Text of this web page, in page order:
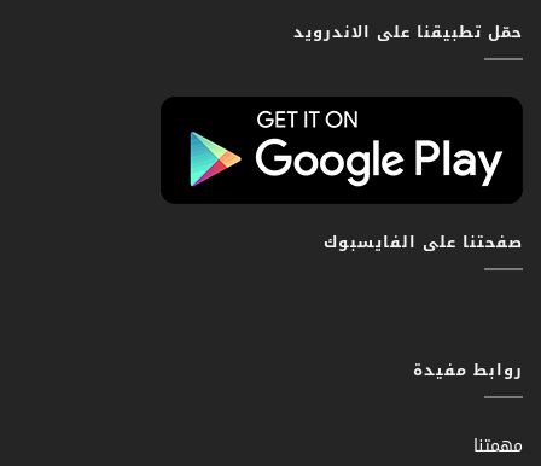
حمّل تطبيقنا على الاندرويد
صفحتنا على الفايسبوك
روابط مفيدة
مهمتنا